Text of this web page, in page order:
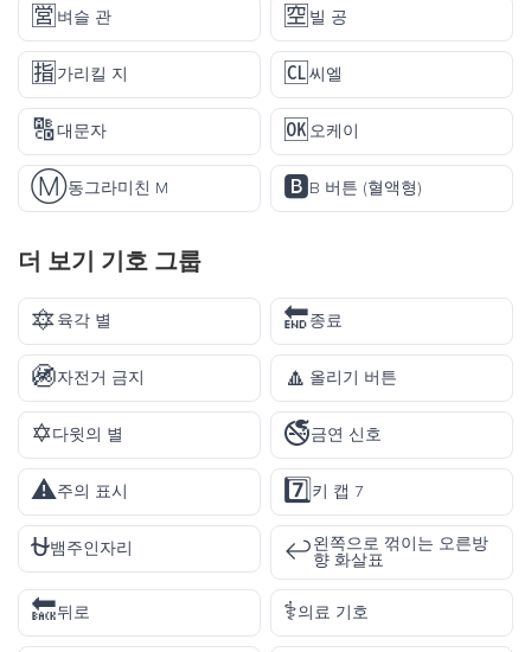
🈺 벼슬 관 🈳 빌 공
🈯 가리킬 지 🆑씨엘
🔠대문자 🆗 오케이
Ⓜ️동그라미친 M 🅱️B 버튼 (혈액형)
더 보기 기호 그룹
🔯육각 별 🔚종료
🚳자전거 금지 🔼 올리기 버튼
✡️다윗의 별 🚭금연 신호
⚠️주의 표시 7️⃣키 캡 7
⛎뱀주인자리 ↩️왼쪽으로 꺾이는 오른방
향 화살표
🔙뒤로 ⚕️의료 기호